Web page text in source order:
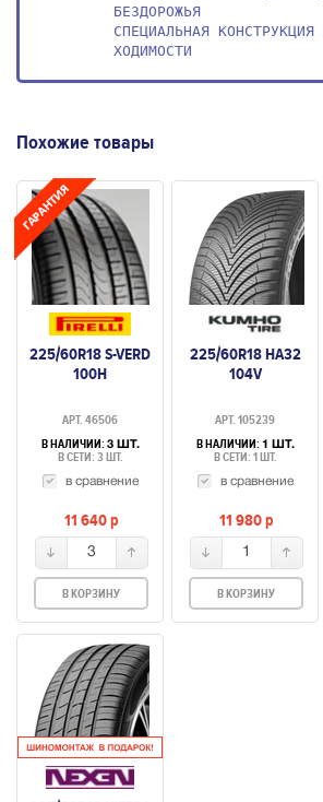
БЕЗДОРОЖЬЯ
СПЕЦИАЛЬНАЯ КОНСТРУКЦИЯ
ХОДИМОСТИ
Похожие товары
225/60R18 S-VERD
100H
АРТ. 46506
В НАЛИЧИИ: 3 ШТ.
В СЕТИ: 3 ШТ.
в сравнение
11 640p
3
В КОРЗИНУ
225/60R18 HA32
104V
АРТ. 105239
В НАЛИЧИИ: 1 ШТ.
В СЕТИ: 1 ШТ.
в сравнение
11 980p
1
В КОРЗИНУ